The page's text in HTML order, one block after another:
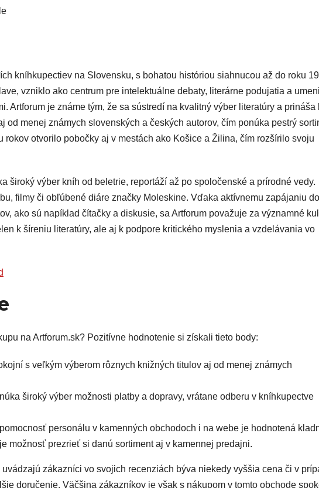
kníhkupectiev na Slovensku, s bohatou históriou siahnucou až do roku
vzniklo ako centrum pre intelektuálne debaty, literárne podujatia a
Artforum je známe tým, že sa sústredí na kvalitný výber literatúry a prináša
od menej známych slovenských a českých autorov, čím ponúka pestrý
rokov otvorilo pobočky aj v mestách ako Košice a Žilina, čím rozšírilo svoju
široký výber kníh od beletrie, reportáží až po spoločenské a prírodné vedy.
filmy či obľúbené diáre značky Moleskine. Vďaka aktívnemu zapájaniu do
ako sú napíklad čítačky a diskusie, sa Artforum považuje za významné
k šíreniu literatúry, ale aj k podpore kritického myslenia a vzdelávania vo
na Artforum.sk? Pozitívne hodnotenie si získali tieto body:
s veľkým výberom rôznych knižných titulov aj od menej známych
široký výber možnosti platby a dopravy, vrátane odberu v kníhkupectve
personálu v kamenných obchodoch i na webe je hodnotená
možnosť prezrieť si danú sortiment aj v kamennej predajni.
zákazníci vo svojich recenziách býva niekedy vyššia cena či v
doručenie. Väčšina zákazníkov je však s nákupom v tomto obchode